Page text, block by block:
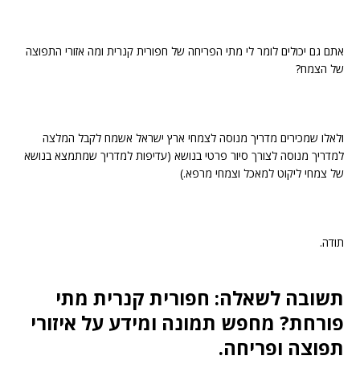
אתם גם יכולים לומר לי מתי הפריחה של חפורית קנרית ומה אזורי התפוצה
של הצמח?
ולאלו שמכירים מדריך מנוסה לצמחי ארץ ישראל אשמח לקבל המלצה
למדריך מנוסה לצורך סיור פרטי בנושא (עדיפות למדריך שמתמצא בנושא
של צמחי ליקוט למאכל וצמחי מרפא.)
תודה.
תשובה לשאלה: חפורית קנרית מתי
פורחת? מחפש תמונה ומידע על איזורי
תפוצה ופריחה.